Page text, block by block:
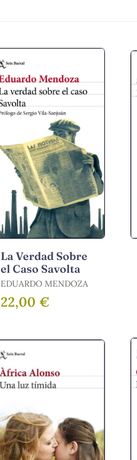
La Verdad Sobre
el Caso Savolta
EDUARDO MENDOZA
22,00 €